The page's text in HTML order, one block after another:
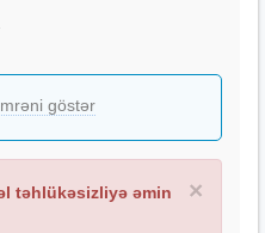
topdan
temiri,slaqbaun
parkiq,no
parkinq
göstər
×
təhlükəsizliyə əmin